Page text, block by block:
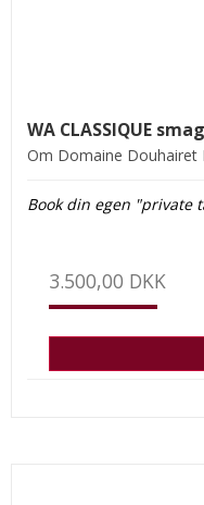
WA CLASSIQUE
Om Domaine Douhairet
Book din egen "private
3.500,00 DKK